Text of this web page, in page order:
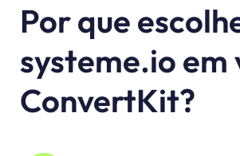
Por que
systeme.io em
ConvertKit?